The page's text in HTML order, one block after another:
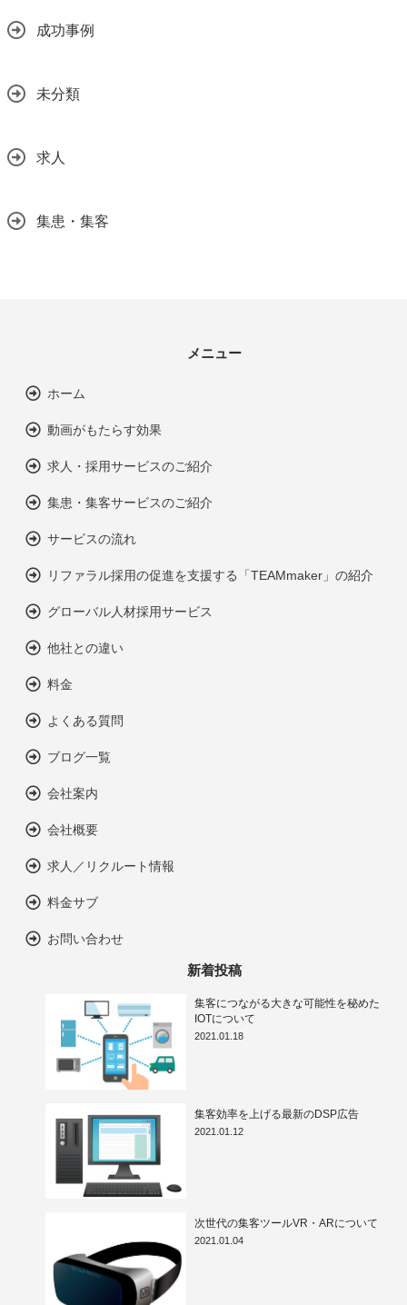
成功事例
未分類
求人
集患・集客
メニュー
ホーム
動画がもたらす効果
求人・採用サービスのご紹介
集患・集客サービスのご紹介
サービスの流れ
リファラル採用の促進を支援する「TEAMmaker」の紹介
グローバル人材採用サービス
他社との違い
料金
よくある質問
ブログ一覧
会社案内
会社概要
求人／リクルート情報
料金サブ
お問い合わせ
新着投稿
集客につながる大きな可能性を秘めた
IOTについて
2021.01.18
集客効率を上げる最新のDSP広告
2021.01.12
次世代の集客ツールVR・ARについて
2021.01.04